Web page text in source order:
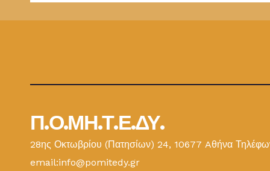
Π.Ο.ΜΗ.Τ.Ε.ΔΥ.
28ης Οκτωβρίου (Πατησίων) 24, 10677 Aθήνα
email:info@pomitedy.gr